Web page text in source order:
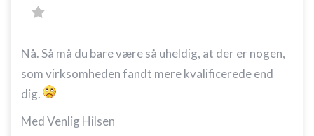
Nå. Så må du bare være så uheldig, at der er nogen,
som virksomheden fandt mere kvalificerede end
dig.
Med Venlig Hilsen